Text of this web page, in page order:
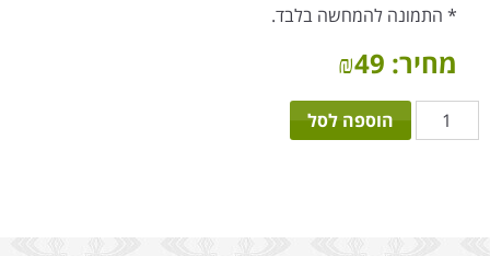
* התמונה להמחשה בלבד.
מחיר: ₪49
כמות
הוספה לסל